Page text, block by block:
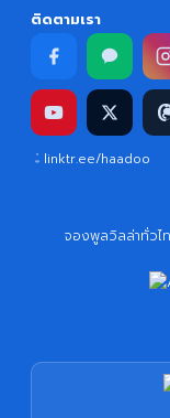
ติดตามเรา
linktr.ee/haadoo
จองพูลวิลล่าทั่วไ